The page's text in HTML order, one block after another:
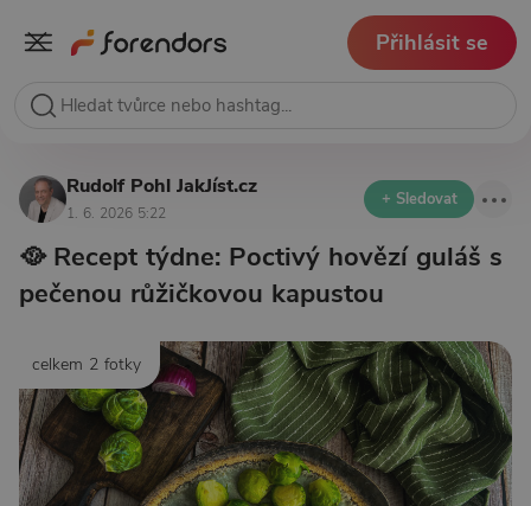
Přihlásit se
Rudolf Pohl JakJíst.cz
1. 6. 2026 5:22
+ Sledovat
🥘 Recept týdne: Poctivý hovězí guláš s
pečenou růžičkovou kapustou
celkem 2 fotky